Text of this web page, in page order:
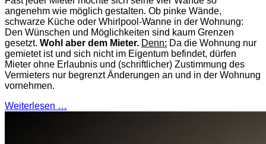
angenehm wie möglich gestalten. Ob pinke Wände,
schwarze Küche oder Whirlpool-Wanne in der Wohnung:
Den Wünschen und Möglichkeiten sind kaum Grenzen
gesetzt. Wohl aber dem Mieter. Denn: Da die Wohnung nur
gemietet ist und sich nicht im Eigentum befindet, dürfen
Mieter ohne Erlaubnis und (schriftlicher) Zustimmung des
Vermieters nur begrenzt Änderungen an und in der Wohnung
vornehmen.
Weiterlesen …